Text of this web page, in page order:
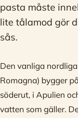
pasta måste
lite tålamod gör
sås.
Den vanliga
Romagna) bygger
söderut, i Apulien
vatten som gäller.